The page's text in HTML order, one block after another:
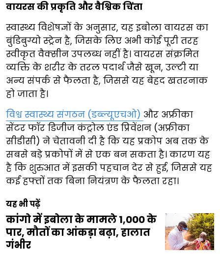
वायरस की प्रकृति और वैश्विक चिंता
स्वास्थ्य विशेषज्ञों के अनुसार, यह इबोला वायरस का
बुंडिबुग्यो स्ट्रेन है, जिसके लिए अभी कोई पूरी तरह
स्वीकृत वैक्सीन उपलब्ध नहीं है। वायरस संक्रमित
व्यक्ति के शरीर के तरल पदार्थ जैसे खून, उल्टी या
अन्य संपर्क से फैलता है, जिससे यह बेहद खतरनाक
हो जाता है।
विश्व स्वास्थ्य संगठन (डब्ल्यूएचओ) और अफ्रीका
सेंटर फॉर डिजीज कंट्रोल एंड प्रिवेंशन (अफ्रीका
सीडीसी) ने चेतावनी दी है कि यह प्रकोप अब तक के
सबसे बड़े प्रकोपों में से एक बन सकता है। कारण यह
है कि शुरुआत में इसकी पहचान देर से हुई, जिससे यह
कई हफ्तों तक बिना नियंत्रण के फैलता रहा।
यह भी पढ़ें
कांगो में इबोला के मामले 1,000 के
पार, मौतों का आंकड़ा बढ़ा, हालात
गंभीर